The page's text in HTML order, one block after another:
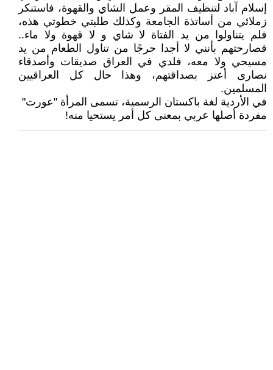
إسلام آباد لتنظيف المقر وعمل الشاي والقهوة، فاستنكر
زملائي من أساتذة الجامعة وكذلك طلبتي خطوتي هذه،
فلم يتناولوا من يد الفتاة لا شاي و لا قهوة ولا ماء..
فصارحتهم بأنني لا أجدا حرجًا من تناول الطعام من يد
مسيحي ولا معه، فلدي في العراق صديقات وأصدقاء
نصارى أعتز بصداقتهم، وهذا حال كل العراقيين
المسلمين.
في الأردية لغة باكستان الرسمية، تسمى المرأة "عورت"
مفردة أصلها عربي بمعنى كل أمر يستحيا منه!